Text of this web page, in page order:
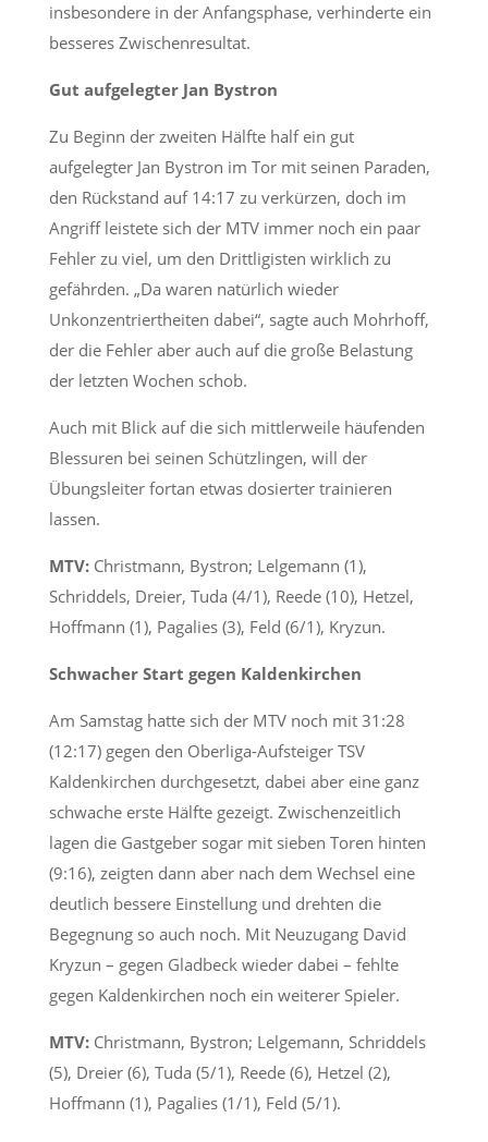
insbesondere in der Anfangsphase, verhinderte ein
besseres Zwischenresultat.
Gut aufgelegter Jan Bystron
Zu Beginn der zweiten Hälfte half ein gut
aufgelegter Jan Bystron im Tor mit seinen Paraden,
den Rückstand auf 14:17 zu verkürzen, doch im
Angriff leistete sich der MTV immer noch ein paar
Fehler zu viel, um den Drittligisten wirklich zu
gefährden. „Da waren natürlich wieder
Unkonzentriertheiten dabei“, sagte auch Mohrhoff,
der die Fehler aber auch auf die große Belastung
der letzten Wochen schob.
Auch mit Blick auf die sich mittlerweile häufenden
Blessuren bei seinen Schützlingen, will der
Übungsleiter fortan etwas dosierter trainieren
lassen.
MTV:Christmann, Bystron; Lelgemann (1),
Schriddels, Dreier, Tuda (4/1), Reede (10), Hetzel,
Hoffmann (1), Pagalies (3), Feld (6/1), Kryzun.
Schwacher Start gegen Kaldenkirchen
Am Samstag hatte sich der MTV noch mit 31:28
(12:17) gegen den Oberliga-Aufsteiger TSV
Kaldenkirchen durchgesetzt, dabei aber eine ganz
schwache erste Hälfte gezeigt. Zwischenzeitlich
lagen die Gastgeber sogar mit sieben Toren hinten
(9:16), zeigten dann aber nach dem Wechsel eine
deutlich bessere Einstellung und drehten die
Begegnung so auch noch. Mit Neuzugang David
Kryzun – gegen Gladbeck wieder dabei – fehlte
gegen Kaldenkirchen noch ein weiterer Spieler.
MTV:Christmann, Bystron; Lelgemann, Schriddels
(5), Dreier (6), Tuda (5/1), Reede (6), Hetzel (2),
Hoffmann (1), Pagalies (1/1), Feld (5/1).